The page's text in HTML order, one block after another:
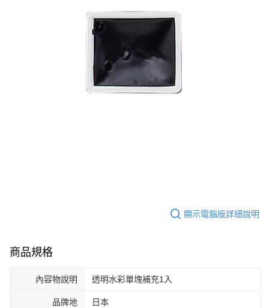
顯示電腦版詳細說明
商品規格
內容物說明 透明水彩單塊補充1入
品牌地 日本